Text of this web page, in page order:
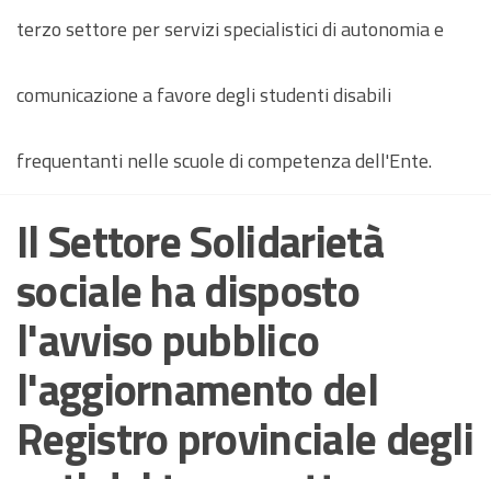
terzo settore per servizi specialistici di autonomia e
comunicazione a favore degli studenti disabili
frequentanti nelle scuole di competenza dell'Ente.
Il Settore Solidarietà
sociale ha disposto
l'avviso pubblico
l'aggiornamento del
Registro provinciale degli